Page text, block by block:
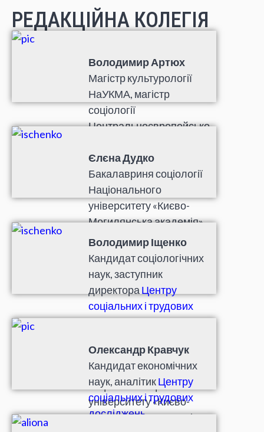
РЕДАКЦІЙНА КОЛЕГІЯ
Володимир Артюх
Магістр культурології
НаУКМА, магістр
соціології
Центральноєвропейсько
Єлєна Дудко
Бакалавриня соціології
Національного
університету «Києво-
Могилянська академія»,
студентка Лундського
університету.
Володимир Іщенко
Кандидат соціологічних
наук, заступник
директора Центру
соціальних і трудових
досліджень, член
LeftEast, старший
викладач кафедри
соціології Національного
університету «Києво-
Могилянська академія».
Олександр Кравчук
Кандидат економічних
наук, аналітикЦентру
соціальних і трудових
досліджень.